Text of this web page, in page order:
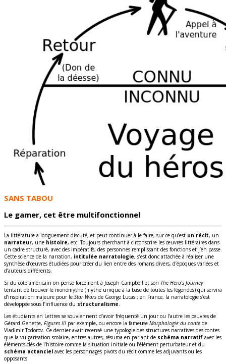
SANS TABOU
Le gamer, cet être multifonctionnel
La littérature a longuement discuté, et peut continuer à le faire, sur ce qu’est un récit, un
narrateur, une histoire, etc. Toujours cherchant à circonscrire les œuvres littéraires dans
un cadre structuré, avec des impératifs, des personnes remplissant des fonctions et j’en passe.
Cette science de la narration, intitulée narratologie, s’est donc attachée à réaliser une
synthèse d’œuvres étudiées pour créer du lien entre des romans divers, d’époques variées et
d’auteurs différents.
Si du côté américain on pense forcément à Joseph Campbell et son The Hero’s Journey
tentant de trouver le monomythe (mythe unique à la base de toutes les légendes) qui servira
d’inspiration majeure pour le Star Wars de George Lucas ; en France, la narratologie s’est
développée sous l’influence du structuralisme.
Les étudiants en Lettres se souviennent d’avoir fréquenté un jour ou l’autre les œuvres de
Gérard Genette, Figures III par exemple, ou encore la fameuse Morphologie du conte de
Vladimir Todorov. Ce dernier avait recensé une typologie des structures narratives des contes
que la vulgarisation scolaire, entres autres, résuma en parlant de schéma narratif avec les
éléments-clés de l’histoire comme la situation initiale ou l’élément perturbateur et du
schéma actanciel avec les personnages pivots du récit comme les adjuvants ou les
opposants.